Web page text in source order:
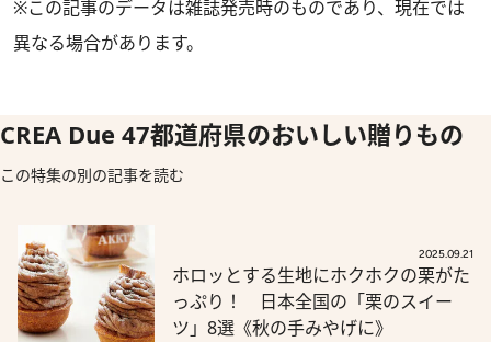
※この記事のデータは雑誌発売時のものであり、現在では
異なる場合があります。
CREA Due 47都道府県のおいしい贈りもの
この特集の別の記事を読む
2025.09.21
ホロッとする生地にホクホクの栗がた
っぷり！ 日本全国の「栗のスイー
ツ」8選《秋の手みやげに》